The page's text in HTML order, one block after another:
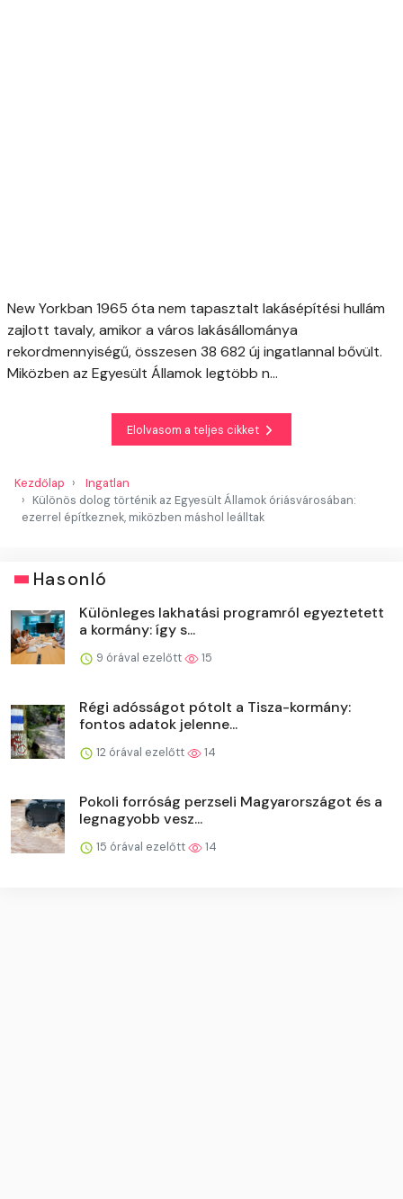
New Yorkban 1965 óta nem tapasztalt lakásépítési hullám
zajlott tavaly, amikor a város lakásállománya
rekordmennyiségű, összesen 38 682 új ingatlannal bővült.
Miközben az Egyesült Államok legtöbb n...
Elolvasom a teljes cikket
Kezdőlap
Ingatlan
Különös dolog történik az Egyesült Államok óriásvárosában:
ezerrel építkeznek, miközben máshol leálltak
Hasonló
Különleges lakhatási programról egyeztetett
a kormány: így s...
9 órával ezelőtt 15
Régi adósságot pótolt a Tisza-kormány:
fontos adatok jelenne...
12 órával ezelőtt 14
Pokoli forróság perzseli Magyarországot és a
legnagyobb vesz...
15 órával ezelőtt 14